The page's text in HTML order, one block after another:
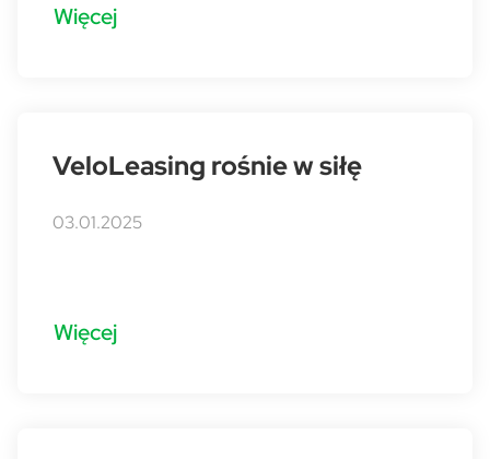
Więcej
VeloLeasing rośnie w siłę
03.01.2025
Więcej